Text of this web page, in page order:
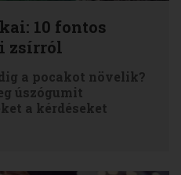
10 fontos
zsírról
a pocakot növelik?
úszógumit
a kérdéseket